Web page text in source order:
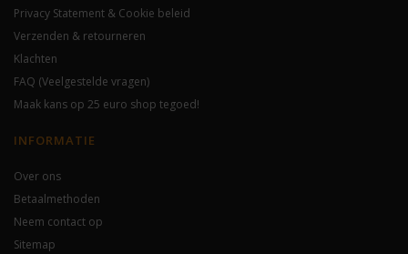
Privacy Statement & Cookie beleid
Verzenden & retourneren
Klachten
FAQ (Veelgestelde vragen)
Maak kans op 25 euro shop tegoed!
INFORMATIE
Over ons
Betaalmethoden
Neem contact op
Sitemap